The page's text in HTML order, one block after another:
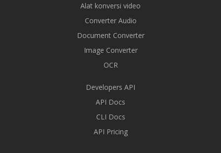
Alat konversi video
Converter Audio
Document Converter
Image Converter
OCR
Developers API
API Docs
CLI Docs
API Pricing